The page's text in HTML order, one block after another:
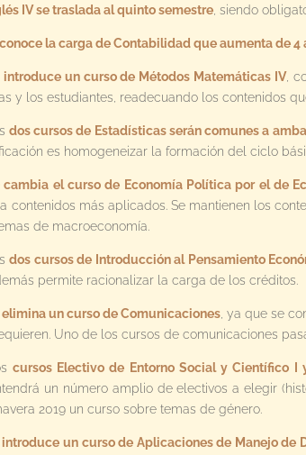
IV se traslada al quinto semestre, siendo
la carga de Contabilidad que aumenta de 4
introduce un curso de Métodos Matemáticas IV,
y los estudiantes, readecuando los contenidos
dos cursos de Estadísticas serán comunes a
es homogeneizar la formación del ciclo
cambia el curso de Economía Política por el de
contenidos más aplicados. Se mantienen los
de macroeconomía.
dos cursos de Introducción al Pensamiento
permite racionalizar la carga de los créditos.
elimina un curso de Comunicaciones, ya que se
Uno de los cursos de comunicaciones
cursos Electivo de Entorno Social y Científico
un número amplio de electivos a elegir
2019 un curso sobre temas de género.
un curso de Aplicaciones de Manejo de